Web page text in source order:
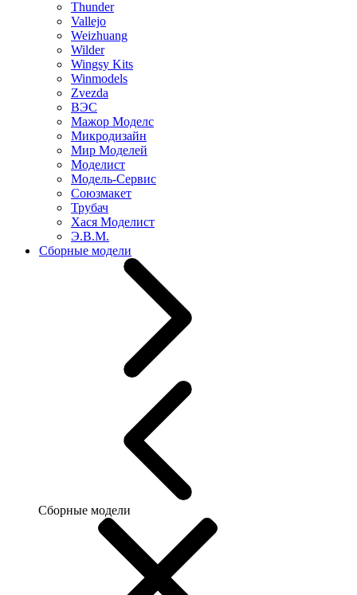
Thunder
Vallejo
Weizhuang
Wilder
Wingsy Kits
Winmodels
Zvezda
ВЭС
Мажор Моделс
Микродизайн
Мир Моделей
Моделист
Модель-Сервис
Союзмакет
Трубач
Хася Моделист
Э.В.М.
Сборные модели
Сборные модели